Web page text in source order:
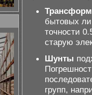
бытовых
точности
старую
Шунты
групп,